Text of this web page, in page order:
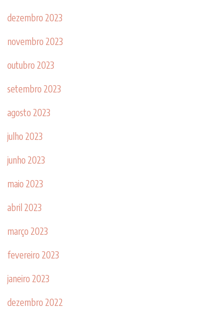
dezembro 2023
novembro 2023
outubro 2023
setembro 2023
agosto 2023
julho 2023
junho 2023
maio 2023
abril 2023
março 2023
fevereiro 2023
janeiro 2023
dezembro 2022